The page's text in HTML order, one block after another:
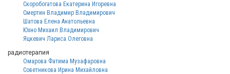
Скоробогатова Екатерина Игоревна
Смертин Владимир Владимирович
Шатова Елена Анатольевна
Юхно Михаил Владимирович
Яцкевич Лариса Олеговна
радиотерапия
Омарова Фатима Музафаровна
Советникова Ирина Михайловна